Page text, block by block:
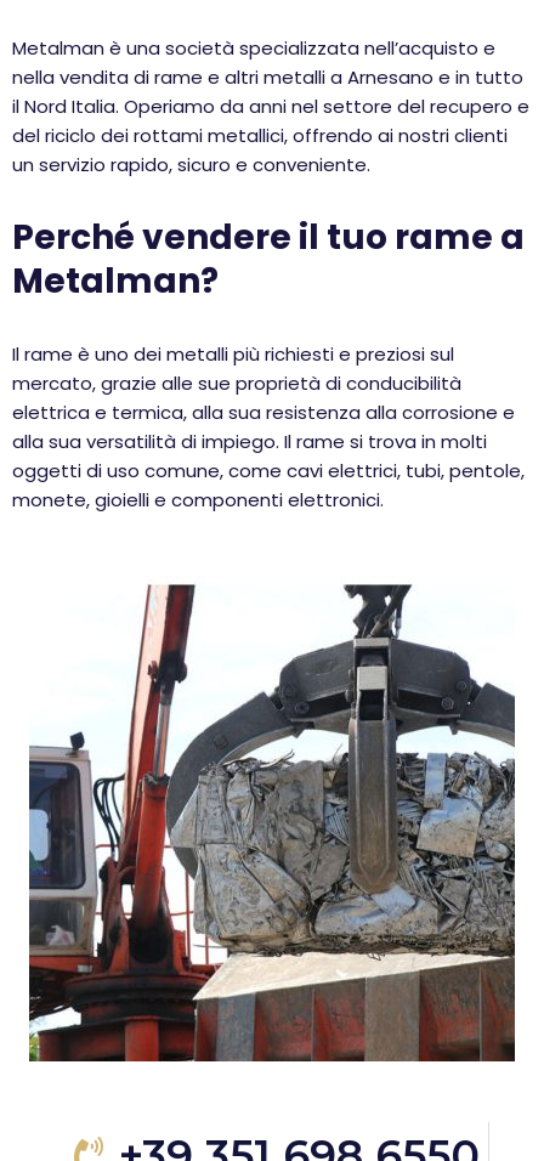
Metalman è una società specializzata nell’acquisto e
nella vendita di rame e altri metalli a Arnesano e in tutto
il Nord Italia. Operiamo da anni nel settore del recupero e
del riciclo dei rottami metallici, offrendo ai nostri clienti
un servizio rapido, sicuro e conveniente.
Perché vendere il tuo rame a
Metalman?
Il rame è uno dei metalli più richiesti e preziosi sul
mercato, grazie alle sue proprietà di conducibilità
elettrica e termica, alla sua resistenza alla corrosione e
alla sua versatilità di impiego. Il rame si trova in molti
oggetti di uso comune, come cavi elettrici, tubi, pentole,
monete, gioielli e componenti elettronici.